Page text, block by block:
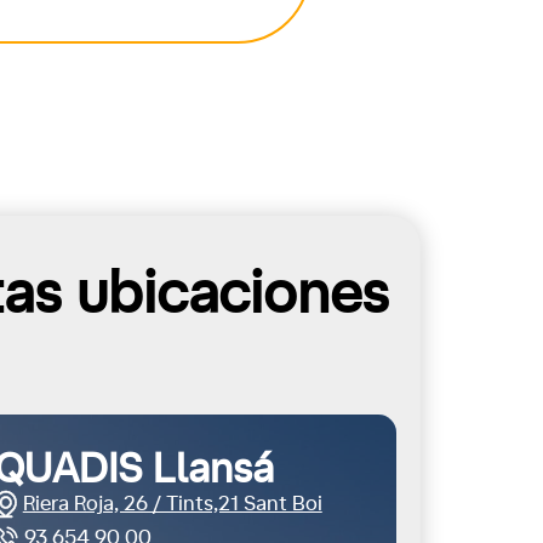
ubicaciones
Llansá
Riera Roja, 26 / Tints,21 Sant Boi
93 654 90 00